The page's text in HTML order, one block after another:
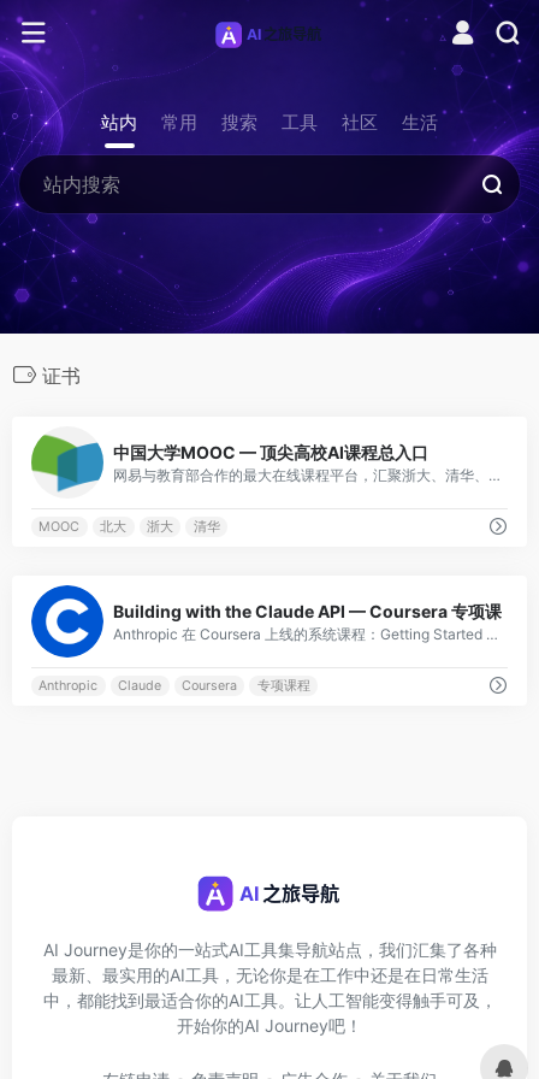
站内 常用 搜索 工具 社区 生活
证书
中国大学MOOC — 顶尖高校AI课程总入口
网易与教育部合作的最大在线课程平台，汇聚浙大、清华、北大等高校AI课程：浙大机器学习、北大TensorFlow实践等，可获官方证书。
MOOC 北大 浙大 清华
Building with the Claude API — Coursera 专项课
Anthropic 在 Coursera 上线的系统课程：Getting Started with Claude、Prompt Engineering and Evaluation、Tool Use、MCP、RAG、Claude Code。
Anthropic Claude Coursera 专项课程
AI Journey是你的一站式AI工具集导航站点，我们汇集了各种
最新、最实用的AI工具，无论你是在工作中还是在日常生活
中，都能找到最适合你的AI工具。让人工智能变得触手可及，
开始你的AI Journey吧！